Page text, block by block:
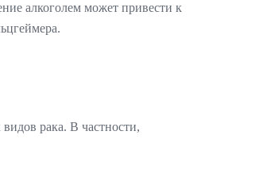
алкоголем может привести к
рака. В частности,